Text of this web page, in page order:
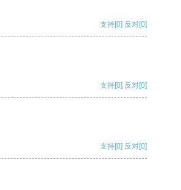
支持[0] 反对[0]
支持[0] 反对[0]
支持[0] 反对[0]